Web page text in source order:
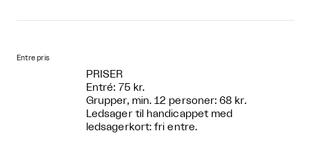
Entre pris
PRISER
Entré: 75 kr.
Grupper, min. 12 personer: 68 kr.
Ledsager til handicappet med
ledsagerkort: fri entre.